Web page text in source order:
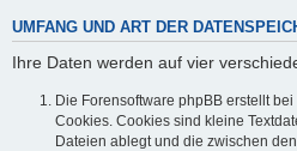
UMFANG UND ART DER
Ihre Daten werden auf vier
Die Forensoftware phpBB erstellt
Cookies. Cookies sind kleine
Dateien ablegt und die zwischen